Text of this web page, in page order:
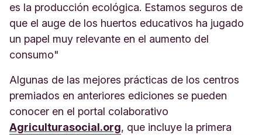
es la producción ecológica. Estamos seguros de
que el auge de los huertos educativos ha jugado
un papel muy relevante en el aumento del
consumo"
Algunas de las mejores prácticas de los centros
premiados en anteriores ediciones se pueden
conocer en el portal colaborativo
Agriculturasocial.org, que incluye la primera